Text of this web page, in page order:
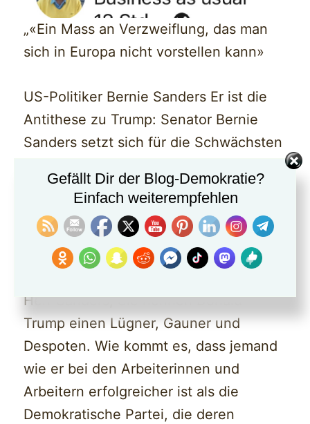
„«Ein Mass an Verzweiflung, das man
sich in Europa nicht vorstellen kann»
US-Politiker Bernie Sanders Er ist die
Antithese zu Trump: Senator Bernie
Sanders setzt sich für die Schwächsten
Vor den Wahlen im nächsten Jahr sieht
er die USA am Scheideweg.
Dominique Eigenmann
Herr Sanders, Sie nennen Donald
Trump einen Lügner, Gauner und
Despoten. Wie kommt es, dass jemand
wie er bei den Arbeiterinnen und
Arbeitern erfolgreicher ist als die
Demokratische Partei, die deren
Gefällt Dir der Blog-Demokratie?
Einfach weiterempfehlen